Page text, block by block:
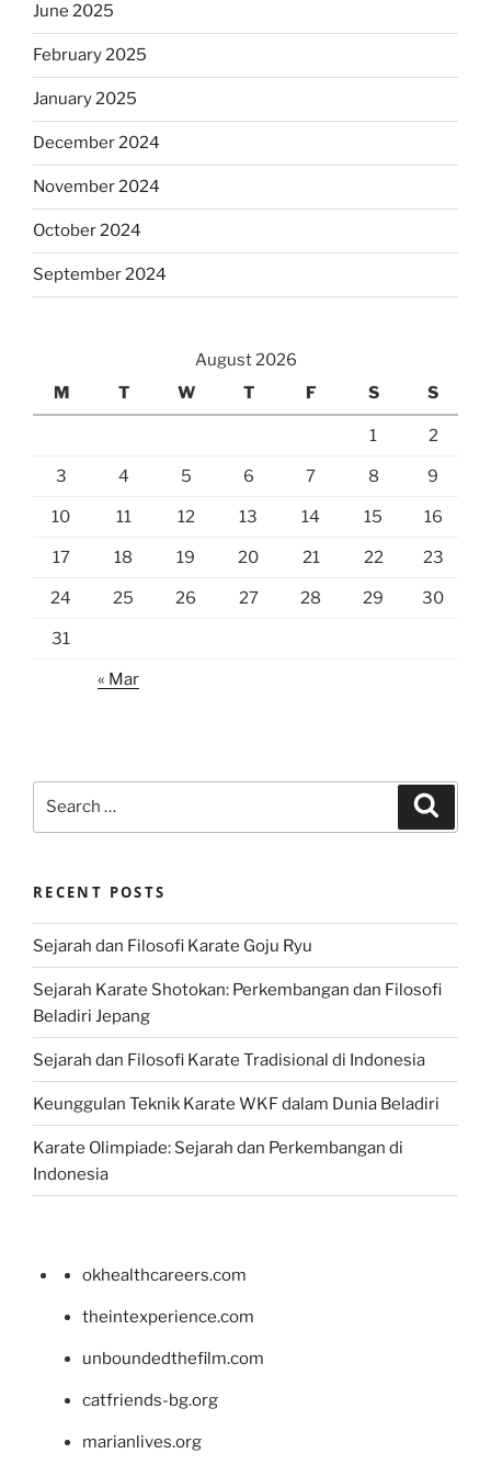
June 2025
February 2025
January 2025
December 2024
November 2024
October 2024
September 2024
August 2026
M
T W T F S S
1 2
3 4 5 6 7 8 9
10 11 12 13 14 15 16
17 18 19 20 21 22 23
24 25 26 27 28 29 30
31
« Mar
RECENT POSTS
Sejarah dan Filosofi Karate Goju Ryu
Sejarah Karate Shotokan: Perkembangan dan Filosofi
Beladiri Jepang
Sejarah dan Filosofi Karate Tradisional di Indonesia
Keunggulan Teknik Karate WKF dalam Dunia Beladiri
Karate Olimpiade: Sejarah dan Perkembangan di
Indonesia
okhealthcareers.com
theintexperience.com
unboundedthefilm.com
catfriends-bg.org
marianlives.org